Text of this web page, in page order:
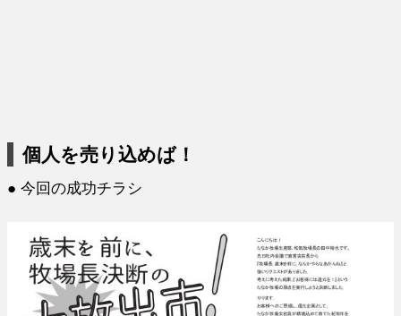
個人を売り込めば！
● 今回の成功チラシ